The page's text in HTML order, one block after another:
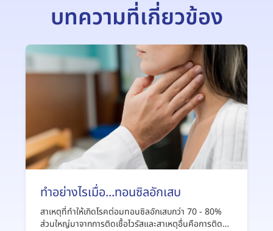
บทความที่เกี่ยวข้อง
ทำอย่างไรเมื่อ...ทอนซิลอักเสบ
สาเหตุที่ทำให้เกิดโรคต่อมทอนซิลอักเสบกว่า 70 - 80%
ส่วนใหญ่มาจากการติดเชื้อไวรัสและสาเหตุอื่นคือการติด